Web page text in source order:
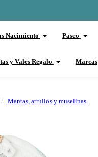
Nacimiento Paseo
y Vales Regalo Marcas
Mantas, arrullos y muselinas